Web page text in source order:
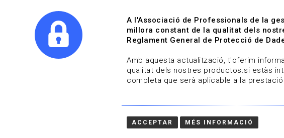
Qui som Línies
Convocatòries | Biblioteques, llibre i
Data de publicació: 27-02-2026
A l'Associació de Professionals de la
millora constant de la qualitat dels
Reglament General de Protecció de
Amb aquesta actualització, t'oferim
qualitat dels nostres productos.si estàs
completa que serà aplicable a la
ACCEPTAR MÉS INFORMACIÓ